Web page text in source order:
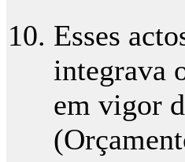
Esses
integrava
em vigor